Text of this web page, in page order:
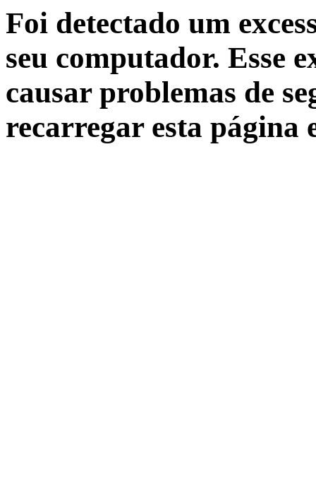
Foi detectado um
seu computador. Esse
causar problemas de
recarregar esta página